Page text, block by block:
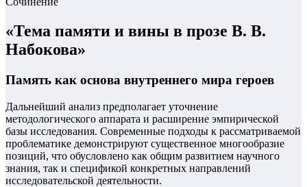
«Тема памяти и вины в прозе В. В.
Набокова»
Память как основа внутреннего мира героев
Дальнейший анализ предполагает уточнение
методологического аппарата и расширение эмпирической
базы исследования. Современные подходы к рассматриваемой
проблематике демонстрируют существенное многообразие
позиций, что обусловлено как общим развитием научного
знания, так и спецификой конкретных направлений
исследовательской деятельности.